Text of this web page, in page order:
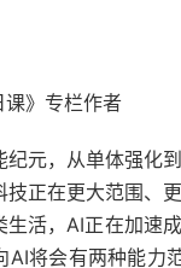
》专栏作者
纪元，从单体强化
技正在更大范围、
生活，AI正在加速
AI将会有两种能力